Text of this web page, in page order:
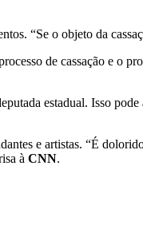
“Se o objeto da
de cassação e o
estadual. Isso
e artistas. “É
à CNN.